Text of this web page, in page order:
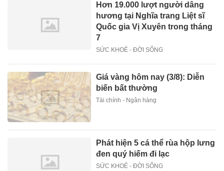
Hơn 19.000 lượt người dâng
hương tại Nghĩa trang Liệt sĩ
Quốc gia Vị Xuyên trong tháng
7
SỨC KHOẺ - ĐỜI SỐNG
Giá vàng hôm nay (3/8): Diễn
biến bất thường
Tài chính - Ngân hàng
Phát hiện 5 cá thể rùa hộp lưng
đen quý hiếm đi lạc
SỨC KHOẺ - ĐỜI SỐNG